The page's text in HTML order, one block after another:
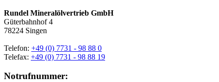
Rundel Mineralölvertrieb GmbH
Güterbahnhof 4
78224 Singen
Telefon: +49 (0) 7731 - 98 88 0
Telefax: +49 (0) 7731 - 98 88 19
Notrufnummer: